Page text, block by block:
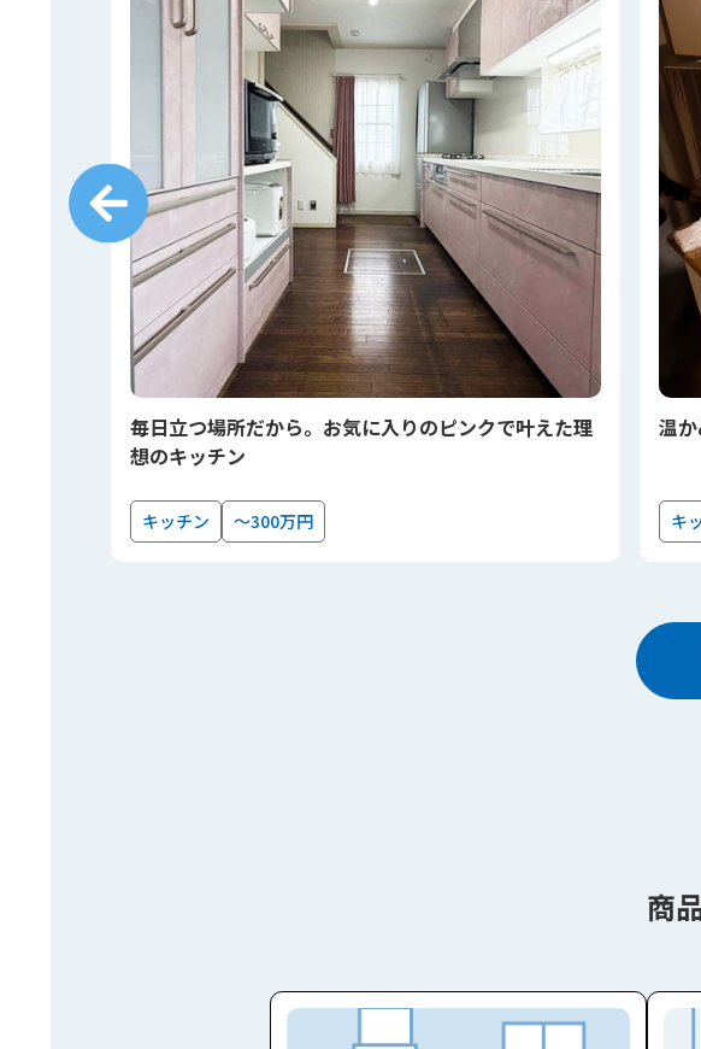
毎日立つ場所だから。お気に入りのピンクで叶えた理
想のキッチン
キッチン ～300万円
温
キ
商